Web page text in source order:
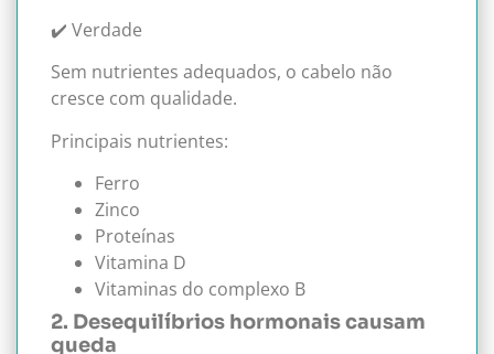
✔️ Verdade
Sem nutrientes adequados, o cabelo não
cresce com qualidade.
Principais nutrientes:
Ferro
Zinco
Proteínas
Vitamina D
Vitaminas do complexo B
2. Desequilíbrios hormonais causam
queda